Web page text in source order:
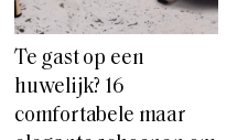
Te gast op een
huwelijk? 16
comfortabele maar